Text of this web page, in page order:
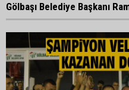
Gölbaşı Belediye Başkanı